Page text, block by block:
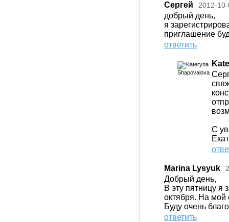
Сергей 2012-
добрый день,
я
приглашение
ответить
С
Marina Lysyuk
Добрый день,
В эту пятницу я
октября. На мой
Буду очень
ответить